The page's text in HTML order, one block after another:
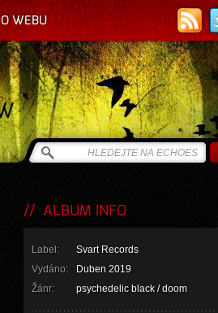
O WEBU
ALBUM INFO
Label:
Svart Records
Vydáno:
Duben 2019
Žánr:
psychedelic black / doom